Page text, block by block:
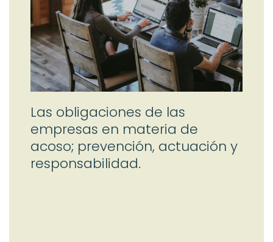
Las obligaciones de las
empresas en materia de
acoso; prevención, actuación y
responsabilidad.